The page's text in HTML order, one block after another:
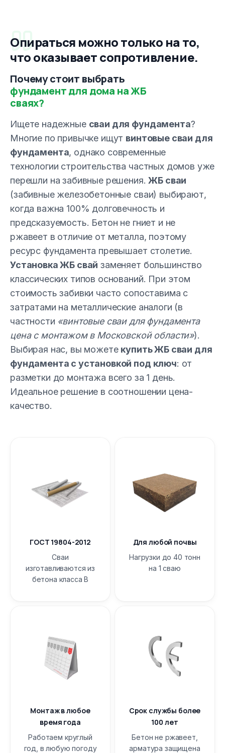
Опираться можно только на то,
что оказывает сопротивление.
Почему стоит выбрать
фундамент для дома на ЖБ
сваях?
Ищете надежные сваи для фундамента?
Многие по привычке ищут винтовые сваи для
фундамента, однако современные
технологии строительства частных домов уже
перешли на забивные решения.ЖБ сваи
(забивные железобетонные сваи) выбирают,
когда важна 100% долговечность и
предсказуемость. Бетон не гниет и не
ржавеет в отличие от металла, поэтому
ресурс фундамента превышает столетие.
Установка ЖБ свай заменяет большинство
классических типов оснований. При этом
стоимость забивки часто сопоставима с
затратами на металлические аналоги (в
частности «винтовые сваи для фундамента
цена с монтажом в Московской области»).
Выбирая нас, вы можете купить ЖБ сваи для
фундамента с установкой под ключ: от
разметки до монтажа всего за 1 день.
Идеальное решение в соотношении цена-
качество.
ГОСТ 19804-2012
Сваи
изготавливаются из
бетона класса B
Для любой почвы
Нагрузки до 40 тонн
на 1 сваю
Монтаж в любое
время года
Работаем круглый
год, в любую погоду
Срок службы более
100 лет
Бетон не ржавеет,
арматура защищена